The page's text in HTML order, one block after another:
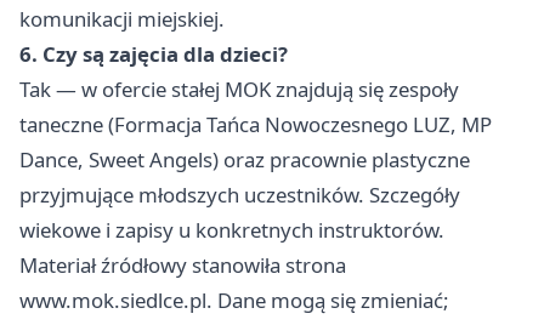
komunikacji miejskiej.
6. Czy są zajęcia dla dzieci?
Tak — w ofercie stałej MOK znajdują się zespoły
taneczne (Formacja Tańca Nowoczesnego LUZ, MP
Dance, Sweet Angels) oraz pracownie plastyczne
przyjmujące młodszych uczestników. Szczegóły
wiekowe i zapisy u konkretnych instruktorów.
Materiał źródłowy stanowiła strona
www.mok.siedlce.pl. Dane mogą się zmieniać;